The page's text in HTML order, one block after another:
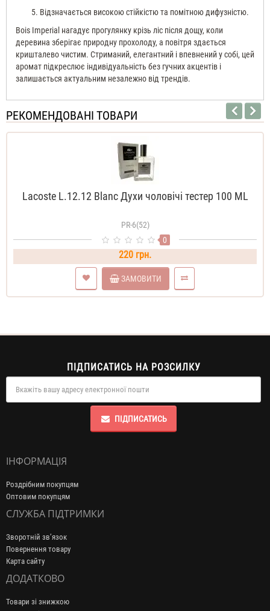
Відзначається високою стійкістю та помітною дифузністю.
Bois Imperial нагадує прогулянку крізь ліс після дощу, коли
деревина зберігає природну прохолоду, а повітря здається
кришталево чистим. Стриманий, елегантний і впевнений у собі, цей
аромат підкреслює індивідуальність без гучних акцентів і
залишається актуальним незалежно від трендів.
РЕКОМЕНДОВАНІ ТОВАРИ
Lacoste L.12.12 Blanc Духи чоловічі тестер 100 ML
PR-6(52)
0
220 грн.
ЗАМОВИТИ
ПІДПИСАТИСЬ НА РОЗСИЛКУ
ПІДПИСАТИСЬ
ІНФОРМАЦІЯ
Роздрібним покупцям
Оптовим покупцям
СЛУЖБА ПІДТРИМКИ
Зворотній зв’язок
Повернення товару
Карта сайту
ДОДАТКОВО
Товари зі знижкою